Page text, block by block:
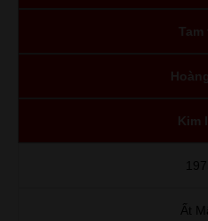
Tam
Kim
Ất